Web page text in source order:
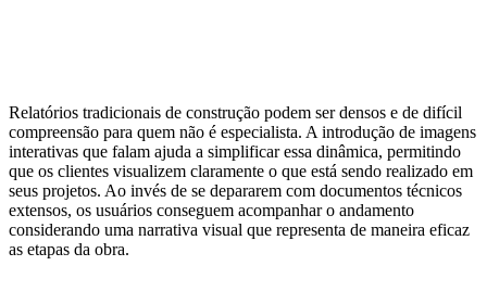
Relatórios tradicionais de construção podem ser densos e de difícil
compreensão para quem não é especialista. A introdução de imagens
interativas que falam ajuda a simplificar essa dinâmica, permitindo
que os clientes visualizem claramente o que está sendo realizado em
seus projetos. Ao invés de se depararem com documentos técnicos
extensos, os usuários conseguem acompanhar o andamento
considerando uma narrativa visual que representa de maneira eficaz
as etapas da obra.